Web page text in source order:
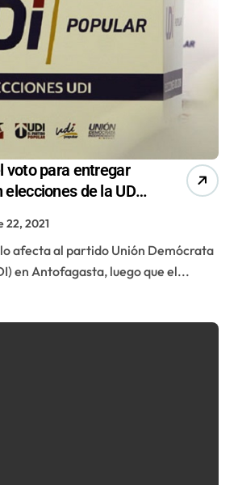
voto para entregar
elecciones de la UDI
22, 2021
en Antofagasta, luego que el...